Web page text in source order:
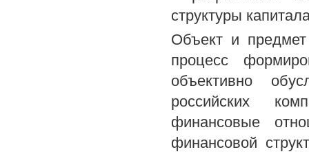
структуры
Объект и
процесс
объективно
российских
финансовые
финансовой